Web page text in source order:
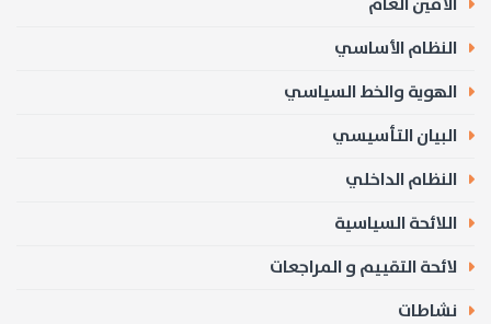
النظام الأساسي
الهوية والخط السياسي
البيان التأسيسي
النظام الداخلي
اللائحة السياسية
لائحة التقييم و المراجعات
نشاطات